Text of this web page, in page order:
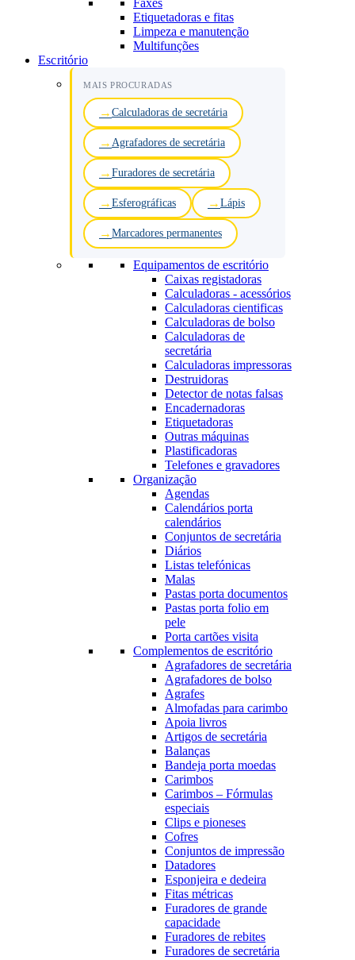
Etiquetadoras e fitas
Limpeza e manutenção
Multifunções
Escritório
MAIS PROCURADAS
Calculadoras de secretária
Agrafadores de secretária
Furadores de secretária
Esferográficas Lápis
Marcadores permanentes
Equipamentos de escritório
Caixas registadoras
Calculadoras - acessórios
Calculadoras cientificas
Calculadoras de bolso
Calculadoras de
secretária
Calculadoras impressoras
Destruidoras
Detector de notas falsas
Encadernadoras
Etiquetadoras
Outras máquinas
Plastificadoras
Telefones e gravadores
Organização
Agendas
Calendários porta
calendários
Conjuntos de secretária
Diários
Listas telefónicas
Malas
Pastas porta documentos
Pastas porta folio em
pele
Porta cartões visita
Complementos de escritório
Agrafadores de secretária
Agrafadores de bolso
Agrafes
Almofadas para carimbo
Apoia livros
Artigos de secretária
Balanças
Bandeja porta moedas
Carimbos
Carimbos – Fórmulas
especiais
Clips e pioneses
Cofres
Conjuntos de impressão
Datadores
Esponjeira e dedeira
Fitas métricas
Furadores de grande
capacidade
Furadores de rebites
Furadores de secretária